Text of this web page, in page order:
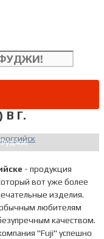
Г.
- продукция
вот уже более
изделия.
обычным любителям
качеством.
"Fuji" успешно